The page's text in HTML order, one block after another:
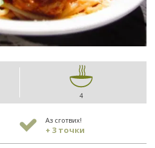
4
Аз сготвих!
+ 3 точки